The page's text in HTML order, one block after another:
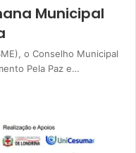
Municipal
o Conselho Municipal
Pela Paz e…